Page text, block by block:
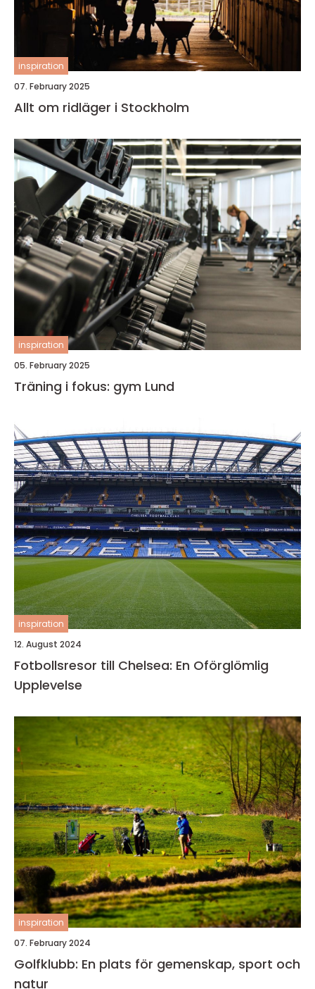
inspiration
07. February 2025
Allt om ridläger i Stockholm
inspiration
05. February 2025
Träning i fokus: gym Lund
inspiration
12. August 2024
Fotbollsresor till Chelsea: En Oförglömlig
Upplevelse
inspiration
07. February 2024
Golfklubb: En plats för gemenskap, sport och
natur